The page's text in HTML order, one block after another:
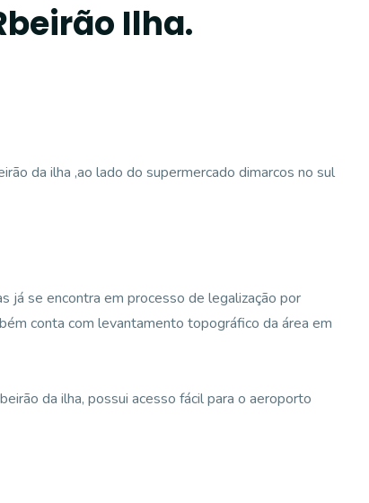
Ilha.
da ilha ,ao lado do supermercado dimarcos no sul
já se encontra em processo de legalização por
conta com levantamento topográfico da área em
da ilha, possui acesso fácil para o aeroporto